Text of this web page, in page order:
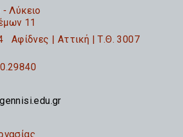
- Λύκειο
11
Αφίδνες | Αττική | Τ.Θ. 3007